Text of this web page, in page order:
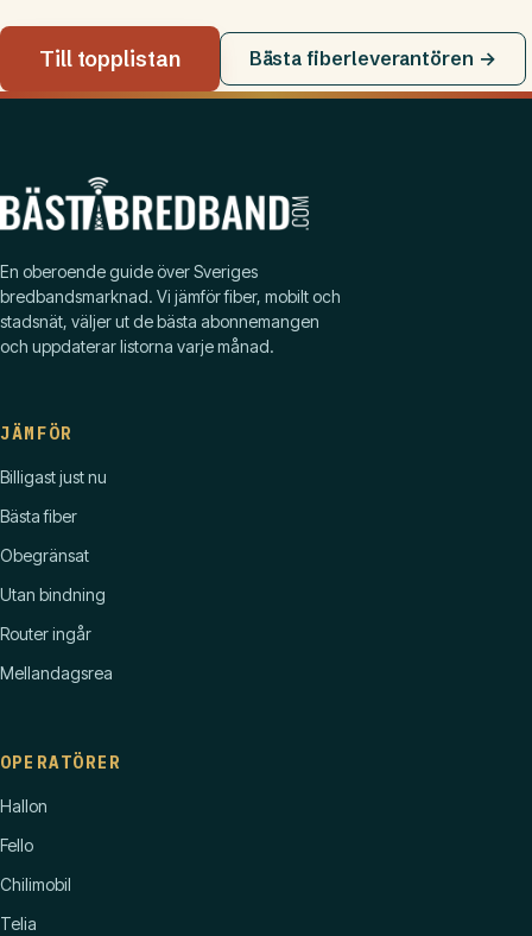
Till topplistan Bästa fiberleverantören →
En oberoende guide över Sveriges
bredbandsmarknad. Vi jämför fiber, mobilt och
stadsnät, väljer ut de bästa abonnemangen
och uppdaterar listorna varje månad.
JÄMFÖR
Billigast just nu
Bästa fiber
Obegränsat
Utan bindning
Router ingår
Mellandagsrea
OPERATÖRER
Hallon
Fello
Chilimobil
Telia